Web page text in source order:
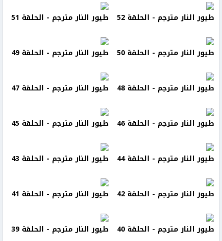
طيور النار مترجم - الحلقة 52 طيور النار مترجم - الحلقة 51
طيور النار مترجم - الحلقة 50 طيور النار مترجم - الحلقة 49
طيور النار مترجم - الحلقة 48 طيور النار مترجم - الحلقة 47
طيور النار مترجم - الحلقة 46 طيور النار مترجم - الحلقة 45
طيور النار مترجم - الحلقة 44 طيور النار مترجم - الحلقة 43
طيور النار مترجم - الحلقة 42 طيور النار مترجم - الحلقة 41
طيور النار مترجم - الحلقة 40 طيور النار مترجم - الحلقة 39